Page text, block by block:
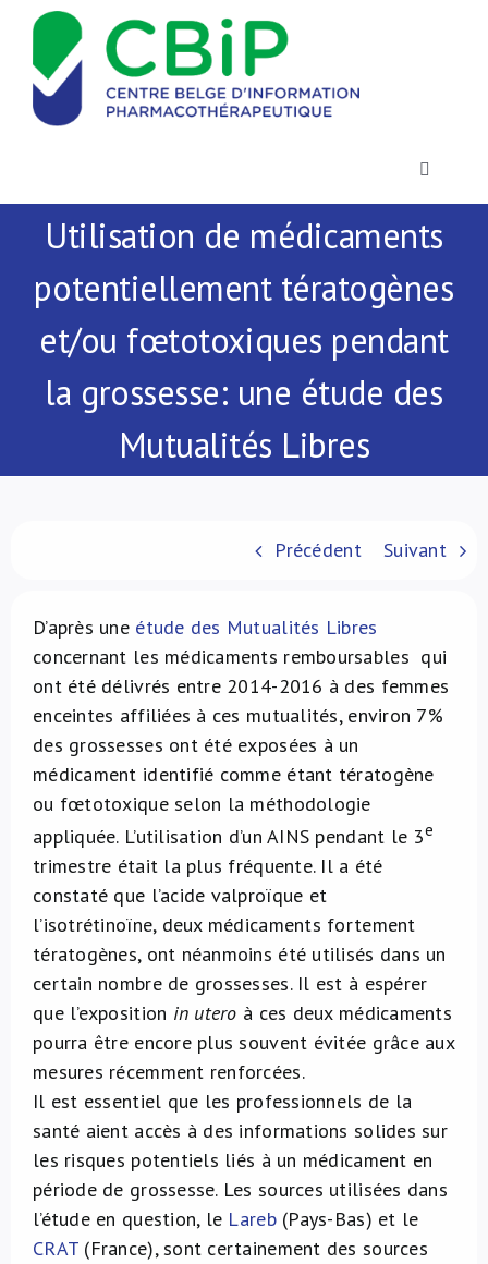
Passer
contenu
Toggle
Actualités
Publications
Utilisation de médicaments
potentiellement tératogènes
et/ou fœtotoxiques pendant
la grossesse: une étude des
Mutualités Libres
Précédent Suivant
D’après une étude des Mutualités Libres
concernant les médicaments remboursables qui
ont été délivrés entre 2014-2016 à des femmes
enceintes affiliées à ces mutualités, environ 7%
des grossesses ont été exposées à un
médicament identifié comme étant tératogène
ou fœtotoxique selon la méthodologie
appliquée. L’utilisation d’un AINS pendant le 3e
trimestre était la plus fréquente. Il a été
constaté que l’acide valproïque et
l’isotrétinoïne, deux médicaments fortement
tératogènes, ont néanmoins été utilisés dans un
certain nombre de grossesses. Il est à espérer
que l’exposition in utero à ces deux médicaments
pourra être encore plus souvent évitée grâce aux
mesures récemment renforcées.
Il est essentiel que les professionnels de la
santé aient accès à des informations solides sur
les risques potentiels liés à un médicament en
période de grossesse. Les sources utilisées dans
l’étude en question, le Lareb(Pays-Bas) et le
CRAT (France), sont certainement des sources